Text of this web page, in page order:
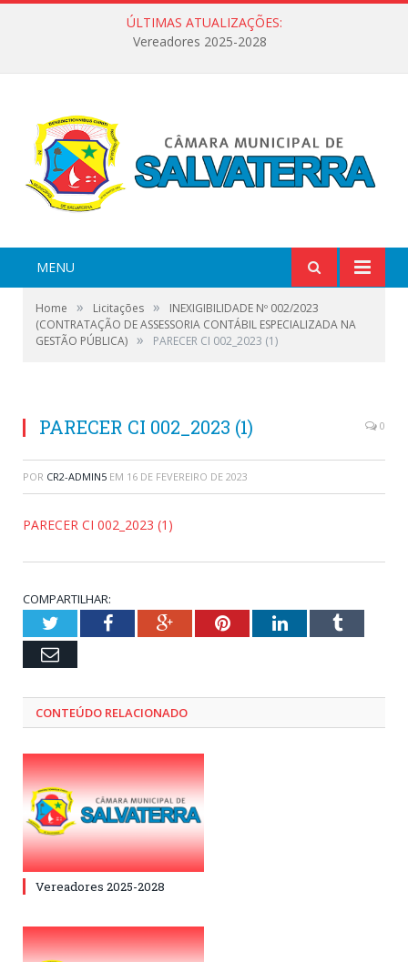
ÚLTIMAS ATUALIZAÇÕES:
Vereadores 2025-2028
MENU
Home » Licitações »
INEXIGIBILIDADE Nº 002/2023
(CONTRATAÇÃO DE ASSESSORIA CONTÁBIL ESPECIALIZADA NA
GESTÃO PÚBLICA) » PARECER CI 002_2023 (1)
PARECER CI 002_2023 (1) 0
POR CR2-ADMIN5 EM 16 DE FEVEREIRO DE 2023
PARECER CI 002_2023 (1)
COMPARTILHAR:
TwitterFacebookGoogle+PinterestLinkedInTumblr
Email
CONTEÚDO RELACIONADO
Vereadores 2025-2028